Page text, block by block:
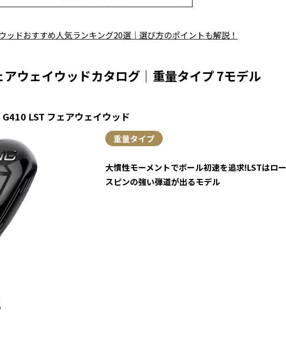
ッドおすすめ人気ランキング20選｜選び方のポイントも解説！
ウェイウッドカタログ｜重量タイプ 7モデル
LST フェアウェイウッド
重量タイプ
大慣性モーメントでボール初速を追求!LSTはロー
スピンの強い弾道が出るモデル